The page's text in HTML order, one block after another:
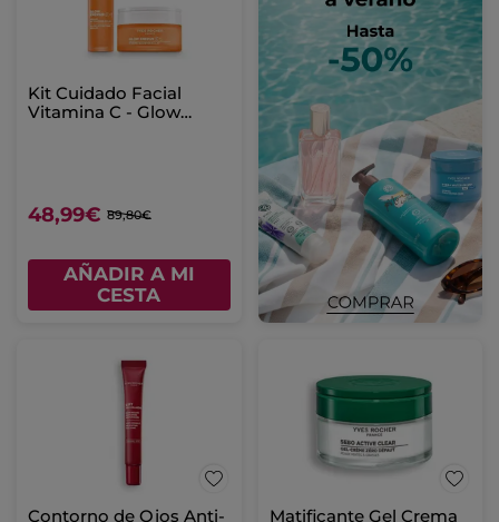
Kit Cuidado Facial
Vitamina C - Glow
48,99€ 89,80€
AÑADIR A MI
CESTA
Contorno de Ojos Anti- Matificante Gel Crema